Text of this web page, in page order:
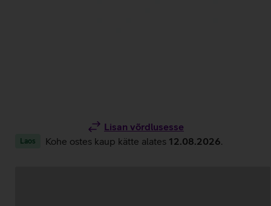
Lisan võrdlusesse
Laos Kohe ostes kaup kätte alates 12.08.2026